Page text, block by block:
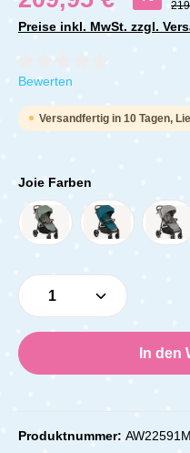
Preise inkl. MwSt. zzgl.
Durchschnittliche Bewertung
Bewerten
Versandfertig in 10 Tagen,
Joie Farben
Produkt Anzahl:
In den
Produktnummer: